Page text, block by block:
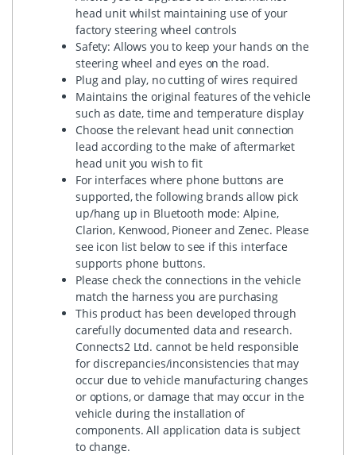
head unit whilst maintaining use of your
factory steering wheel controls
Safety: Allows you to keep your hands on the
steering wheel and eyes on the road.
Plug and play, no cutting of wires required
Maintains the original features of the vehicle
such as date, time and temperature display
Choose the relevant head unit connection
lead according to the make of aftermarket
head unit you wish to fit
For interfaces where phone buttons are
supported, the following brands allow pick
up/hang up in Bluetooth mode: Alpine,
Clarion, Kenwood, Pioneer and Zenec. Please
see icon list below to see if this interface
supports phone buttons.
Please check the connections in the vehicle
match the harness you are purchasing
This product has been developed through
carefully documented data and research.
Connects2 Ltd. cannot be held responsible
for discrepancies/inconsistencies that may
occur due to vehicle manufacturing changes
or options, or damage that may occur in the
vehicle during the installation of
components. All application data is subject
to change.